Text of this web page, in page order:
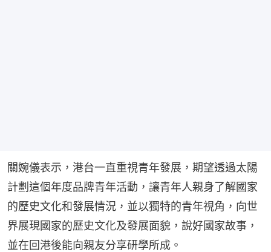
關婉儀表示，港台一直重視青年發展，期望透過太陽
計劃這個年度品牌青年活動，讓青年人親身了解國家
的歷史文化和發展情況，並以獨特的青年視角，向世
界展現國家的歷史文化及發展面貌，說好國家故事，
並在回港後能向親友分享研學所成。